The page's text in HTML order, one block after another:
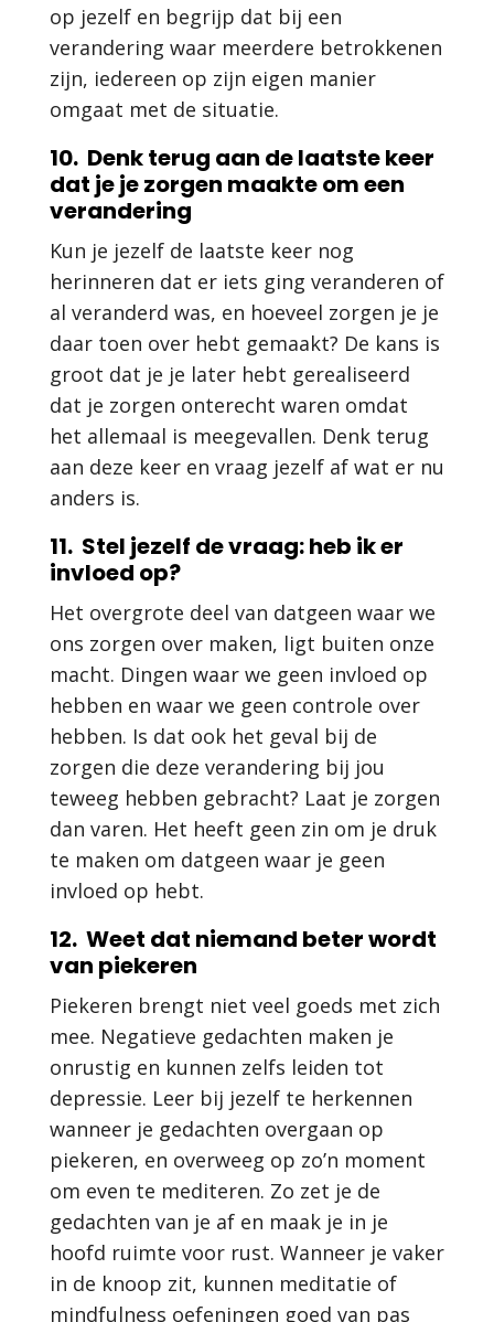
op jezelf en begrijp dat bij een
verandering waar meerdere betrokkenen
zijn, iedereen op zijn eigen manier
omgaat met de situatie.
10. Denk terug aan de laatste keer
dat je je zorgen maakte om een
verandering
Kun je jezelf de laatste keer nog
herinneren dat er iets ging veranderen of
al veranderd was, en hoeveel zorgen je je
daar toen over hebt gemaakt? De kans is
groot dat je je later hebt gerealiseerd
dat je zorgen onterecht waren omdat
het allemaal is meegevallen. Denk terug
aan deze keer en vraag jezelf af wat er nu
anders is.
11. Stel jezelf de vraag: heb ik er
invloed op?
Het overgrote deel van datgeen waar we
ons zorgen over maken, ligt buiten onze
macht. Dingen waar we geen invloed op
hebben en waar we geen controle over
hebben. Is dat ook het geval bij de
zorgen die deze verandering bij jou
teweeg hebben gebracht? Laat je zorgen
dan varen. Het heeft geen zin om je druk
te maken om datgeen waar je geen
invloed op hebt.
12. Weet dat niemand beter wordt
van piekeren
Piekeren brengt niet veel goeds met zich
mee. Negatieve gedachten maken je
onrustig en kunnen zelfs leiden tot
depressie. Leer bij jezelf te herkennen
wanneer je gedachten overgaan op
piekeren, en overweeg op zo’n moment
om even te mediteren. Zo zet je de
gedachten van je af en maak je in je
hoofd ruimte voor rust. Wanneer je vaker
in de knoop zit, kunnen meditatie of
mindfulness oefeningen goed van pas